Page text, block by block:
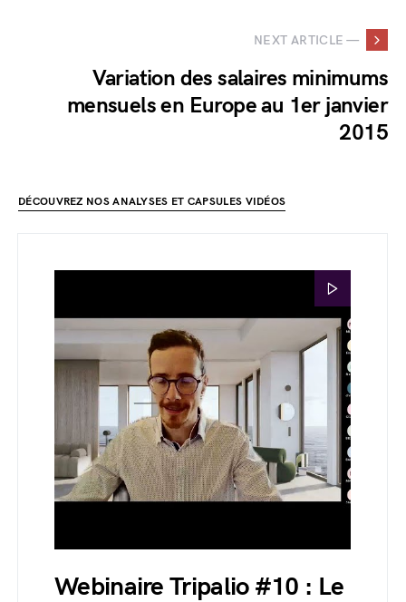
NEXT ARTICLE —
Variation des salaires minimums
mensuels en Europe au 1er janvier
2015
DÉCOUVREZ NOS ANALYSES ET CAPSULES VIDÉOS
Webinaire Tripalio #10 : Le